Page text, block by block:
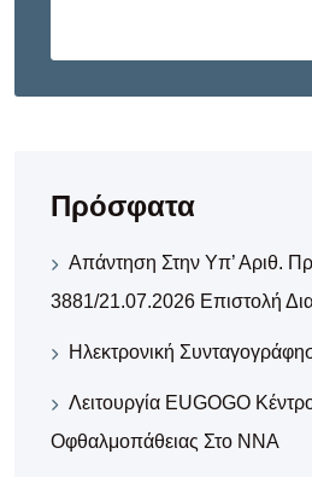
Πρόσφατα
Απάντηση Στην Υπ’ Αριθ.
3881/21.07.2026 Επιστολή
Ηλεκτρονική
Λειτουργία EUGOGO
Οφθαλμοπάθειας Στο ΝΝΑ